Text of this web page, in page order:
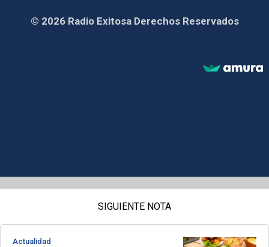
© 2026 Radio Exitosa Derechos Reservados
SIGUIENTE NOTA
Actualidad